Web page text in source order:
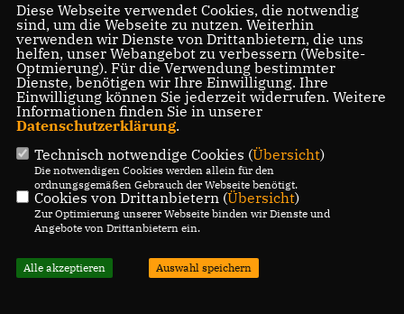
Diese Webseite verwendet Cookies, die notwendig
sind, um die Webseite zu nutzen. Weiterhin
verwenden wir Dienste von Drittanbietern, die uns
helfen, unser Webangebot zu verbessern (Website-
Optmierung). Für die Verwendung bestimmter
Dienste, benötigen wir Ihre Einwilligung. Ihre
Einwilligung können Sie jederzeit widerrufen. Weitere
Informationen finden Sie in unserer
Datenschutzerklärung.
Technisch notwendige Cookies (Übersicht)
Die notwendigen Cookies werden allein für den
ordnungsgemäßen Gebrauch der Webseite benötigt.
Cookies von Drittanbietern (Übersicht)
Zur Optimierung unserer Webseite binden wir Dienste und
Angebote von Drittanbietern ein.
Alle akzeptieren Auswahl speichern